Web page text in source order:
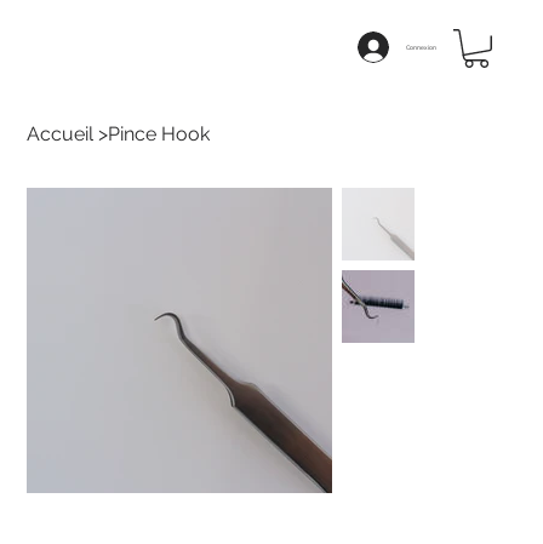
Connexion
Accueil >Pince Hook